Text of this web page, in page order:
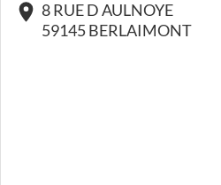
8 RUE D AULNOYE
59145 BERLAIMONT